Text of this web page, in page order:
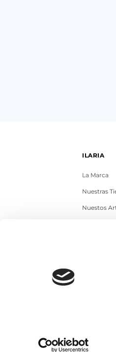
ILARIA
La Marca
Nuestras
Nuestos
Trabaja